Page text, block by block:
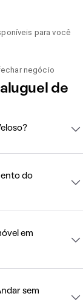
para você,
para você
negócio,
negócio
de
do
em
sem